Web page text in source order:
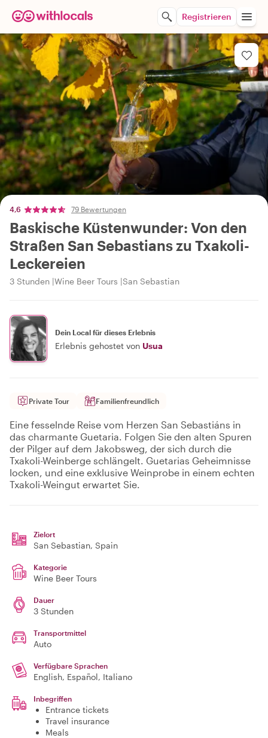
Registrieren
4,6 79 Bewertungen
Baskische Küstenwunder: Von den
Straßen San Sebastians zu Txakoli-
Leckereien
3 Stunden Wine Beer Tours San Sebastian
Dein Local für dieses Erlebnis
Erlebnis gehostet von Usua
Private Tour Familienfreundlich
Eine fesselnde Reise vom Herzen San Sebastiáns in
das charmante Guetaria. Folgen Sie den alten Spuren
der Pilger auf dem Jakobsweg, der sich durch die
Txakoli-Weinberge schlängelt. Guetarias Geheimnisse
locken, und eine exklusive Weinprobe in einem echten
Txakoli-Weingut erwartet Sie.
Zielort
San Sebastian, Spain
Kategorie
Wine Beer Tours
Dauer
3 Stunden
Transportmittel
Auto
Verfügbare Sprachen
English, Español, Italiano
Inbegriffen
Entrance tickets
Travel insurance
Meals